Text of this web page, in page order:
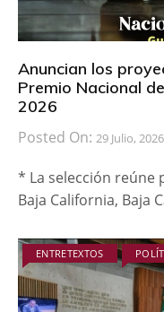
Anuncian los
Premio Nacional
2026
Posted On: 29 Julio, 2026
* La selección reúne
Baja California, Baja
ENTRETEXTOS